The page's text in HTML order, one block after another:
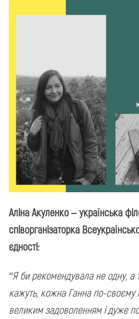
Аліна Акуленко – українська
співорганізаторка
єдності:
“Я би рекомендувала не одну, а
кажуть, кожна Ганна по-своєму
великим задоволенням і дуже